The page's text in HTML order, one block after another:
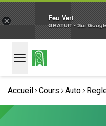
Accueil Cours Auto
× Feu Vert
GRATUIT - Sur